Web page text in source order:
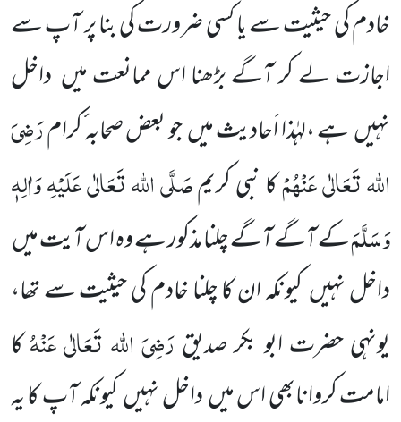
خادم کی حیثیت سے یا کسی ضرورت کی بنا پر آپ سے
اجازت لے کر آگے بڑھنا اس ممانعت میں داخل
نہیں ہے ،لہٰذا اَحادیث میں جو بعض صحابہ ٔکرامرَضِیَ
اللہ تَعَالٰی عَنْہُمْکا نبی کریمصَلَّی اللہ تَعَالٰی عَلَیْہِ وَاٰلِہٖ
وَسَلَّمَکے آگے آگے چلنا مذکور ہے وہ اس آیت میں
داخل نہیں کیونکہ ان کا چلنا خادم کی حیثیت سے تھا،
یونہی حضرت ابو بکر صدیقرَضِیَ اللہ تَعَالٰی عَنْہُکا
امامت کروانابھی اس میں داخل نہیں کیونکہ آپ کا یہ